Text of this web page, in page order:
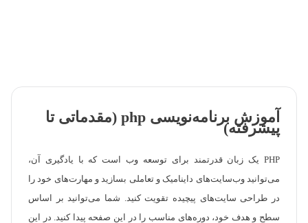
آموزش برنامه‌نویسی php (مقدماتی تا
پیشرفته)
PHP یک زبان قدرتمند برای توسعه وب است که با یادگیری آن،
می‌توانید وب‌سایت‌های داینامیک و تعاملی بسازید و مهارت‌های خود را
در طراحی سایت‌های پیچیده تقویت کنید. شما می‌توانید بر اساس
سطح و هدف خود، دوره‌های مناسب را در این صفحه پیدا کنید. در این